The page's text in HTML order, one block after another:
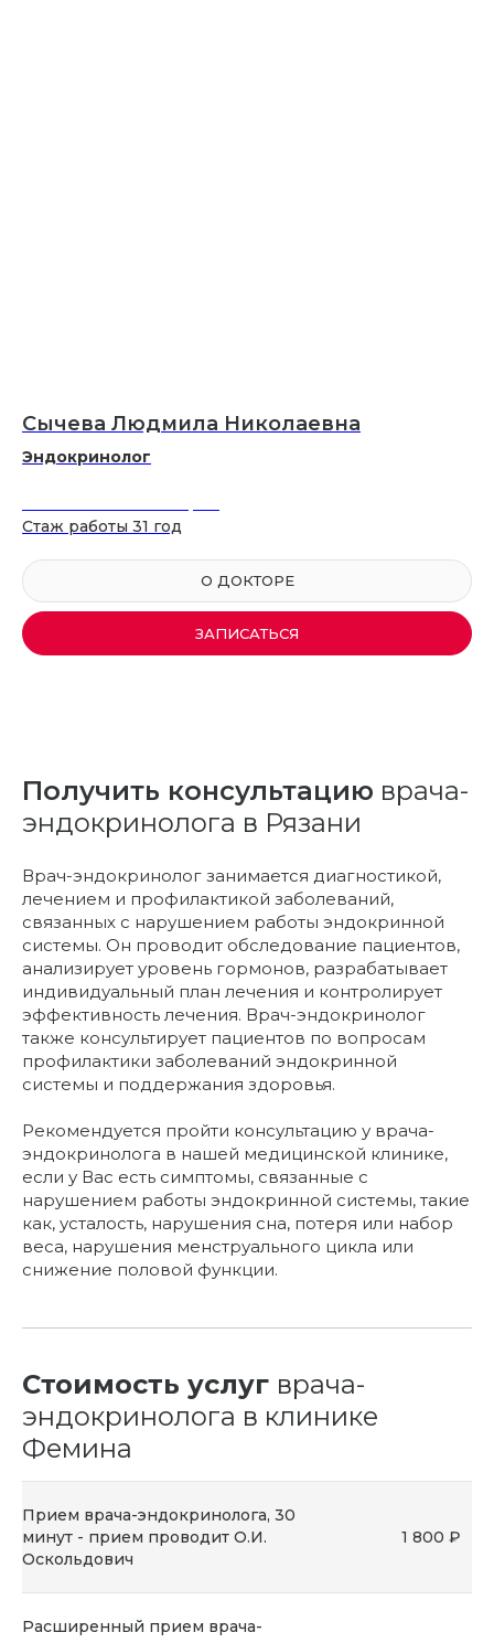
Сычева Людмила Николаевна
Эндокринолог
Стаж работы 31 год
О ДОКТОРЕ
ЗАПИСАТЬСЯ
Получить консультацию врача-
эндокринолога в Рязани
Врач-эндокринолог занимается диагностикой,
лечением и профилактикой заболеваний,
связанных с нарушением работы эндокринной
системы. Он проводит обследование пациентов,
анализирует уровень гормонов, разрабатывает
индивидуальный план лечения и контролирует
эффективность лечения. Врач-эндокринолог
также консультирует пациентов по вопросам
профилактики заболеваний эндокринной
системы и поддержания здоровья.
Рекомендуется пройти консультацию у врача-
эндокринолога в нашей медицинской клинике,
если у Вас есть симптомы, связанные с
нарушением работы эндокринной системы, такие
как, усталость, нарушения сна, потеря или набор
веса, нарушения менструального цикла или
снижение половой функции.
Стоимость услуг врача-
эндокринолога в клинике
Фемина
Прием врача-эндокринолога, 30
минут - прием проводит О.И.
Оскольдович
1 800 ₽
Расширенный прием врача-